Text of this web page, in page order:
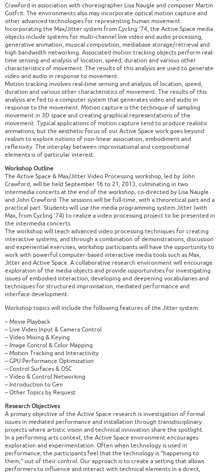
Crawford in association with choreographer Lisa Naugle and composer Martin
Gotfrit. The environments also may incorporate optical motion capture and
other advanced technologies for representing human movement.
Incorporating the Max/Jitter system from Cycling ’74, the Active Space media
objects include systems for multi-channel live video and audio processing,
generative animation, musical composition, mediabase storage/retrieval and
high bandwidth networking. Associated motion tracking objects perform real-
time sensing and analysis of location, speed, duration and various other
characteristics of movement. The results of this analysis are used to generate
video and audio in response to movement.
Motion tracking involves real-time sensing and analysis of location, speed,
duration and various other characteristics of movement. The results of this
analysis are fed to a computer system that generates video and audio in
response to the movement. Motion capture is the technique of sampling
movement in 3D space and creating graphical representations of the
movement. Typical applications of motion capture tend to produce realistic
animations, but the aesthetic focus of our Active Space work goes beyond
realism to explore notions of non-linear association, embodiment and
reflexivity. The interplay between improvisational and compositional
elements is of particular interest.
Workshop Outline
The Active Space & Max/Jitter Video Processing workshop, led by John
Crawford, will be held September 16 to 21, 2013, culminating in two
intermedia concerts at the end of the workshop, co-directed by Lisa Naugle
and John Crawford. The sessions will be full-time, with a theoretical part and a
practical part. Students will use the media programming system Jitter (with
Max, from Cycling ’74) to realize a video processing project to be presented in
the intermedia concerts.
The workshop will teach advanced video processing techniques for creating
interactive systems, and through a combination of demonstrations, discussion
and experiential exercises, workshop participants will have the opportunity to
work with powerful computer-based interactive media tools such as Max,
Jitter and Active Space. A collaborative research environment will encourage
exploration of the media objects and provide opportunities for investigating
issues of embodied interaction, developing and deepening vocabularies and
techniques for structured improvisation, mediated performance and
interface development.
Workshop topics will include the following features of the Jitter system:
– Movie Playback
– Live Video Input & Camera Control
– Video Mixing & Keying
– Image Control & Color Mapping
– Motion Tracking and Interactivity
– GPU Performance Optimization
– Control Surfaces & OSC
– Video & Control Networking
– Introduction to Gen
– Other Topics by Request
Research Objectives
A primary objective of the Active Space research is investigation of formal
issues in mediated performance and installation through transdisciplinary
projects where artistic vision and technical innovation share the spotlight.
In a performing arts context, the Active Space environment encourages
exploration and experimentation. Often when technology is used in
performance, the participants feel that the technology is “happening to
them,” out of their control. Our approach is to create a setting that allows
performers to influence and interact with technical elements in a direct,